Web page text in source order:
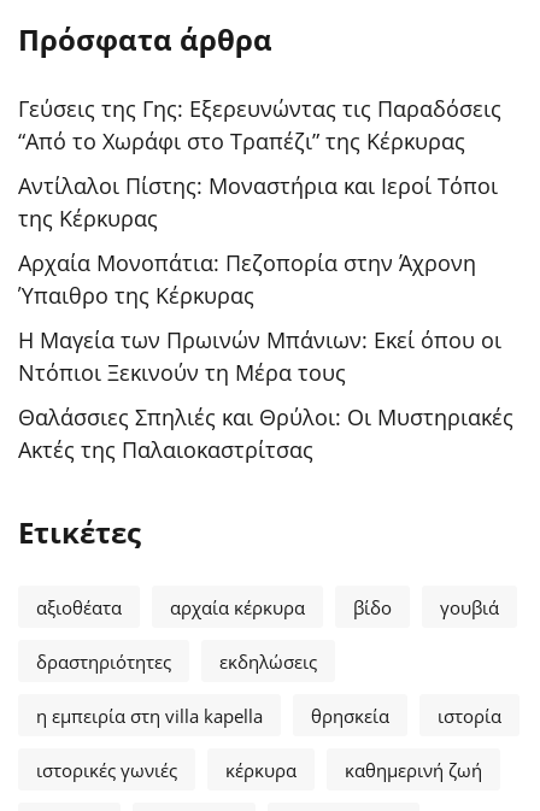
Πρόσφατα άρθρα
Γεύσεις της Γης: Εξερευνώντας τις Παραδόσεις
“Από το Χωράφι στο Τραπέζι” της Κέρκυρας
Αντίλαλοι Πίστης: Μοναστήρια και Ιεροί Τόποι
της Κέρκυρας
Αρχαία Μονοπάτια: Πεζοπορία στην Άχρονη
Ύπαιθρο της Κέρκυρας
Η Μαγεία των Πρωινών Μπάνιων: Εκεί όπου οι
Ντόπιοι Ξεκινούν τη Μέρα τους
Θαλάσσιες Σπηλιές και Θρύλοι: Οι Μυστηριακές
Ακτές της Παλαιοκαστρίτσας
Ετικέτες
αξιοθέατα αρχαία κέρκυρα βίδο γουβιά
δραστηριότητες εκδηλώσεις
η εμπειρία στη villa kapella θρησκεία ιστορία
ιστορικές γωνιές κέρκυρα καθημερινή ζωή